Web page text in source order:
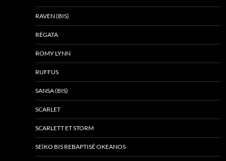
RAVEN (BIS)
RÉGATA
ROMY LYNN
RUFFUS
SANSA (BIS)
SCARLET
SCARLETT ET STORM
SEÏKO BIS REBAPTISÉ OKEANOS